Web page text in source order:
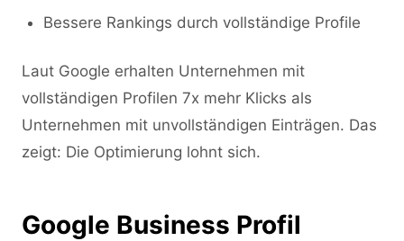
Bessere Rankings durch vollständige Profile
Laut Google erhalten Unternehmen mit
vollständigen Profilen 7x mehr Klicks als
Unternehmen mit unvollständigen Einträgen. Das
zeigt: Die Optimierung lohnt sich.
Google Business Profil